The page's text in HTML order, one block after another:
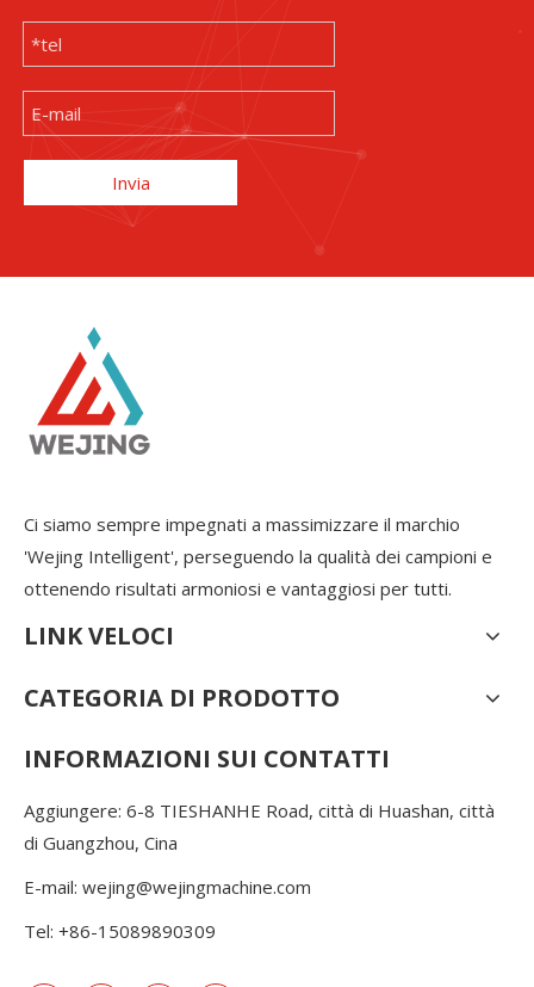
Invia
Ci siamo sempre impegnati a massimizzare il marchio
'Wejing Intelligent', perseguendo la qualità dei campioni e
ottenendo risultati armoniosi e vantaggiosi per tutti.
LINK VELOCI
CATEGORIA DI PRODOTTO
INFORMAZIONI SUI CONTATTI
Aggiungere: 6-8 TIESHANHE Road, città di Huashan, città
di Guangzhou, Cina
E-mail: wejing@wejingmachine.com
Tel: +86-15089890309